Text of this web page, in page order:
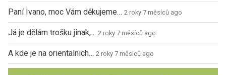
Paní Ivano, moc Vám děkujeme… 2 roky 7 měsíců ago
Já je dělám trošku jinak,… 2 roky 7 měsíců ago
A kde je na orientalnich… 2 roky 7 měsíců ago